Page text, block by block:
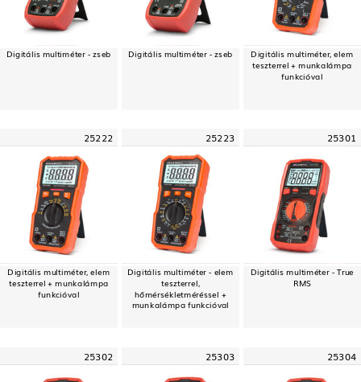
Digitális multiméter - zseb Digitális multiméter - zseb Digitális multiméter, elem
teszterrel + munkalámpa
funkcióval
25222
Digitális multiméter, elem
teszterrel + munkalámpa
funkcióval
25223
Digitális multiméter - elem
teszterrel,
hőmérsékletméréssel +
munkalámpa funkcióval
25301
Digitális multiméter - True
RMS
25302 25303 25304